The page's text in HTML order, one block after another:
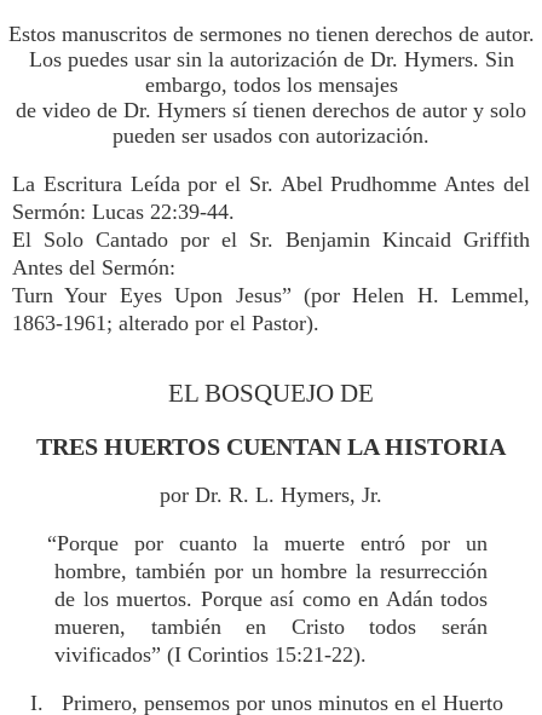
Estos manuscritos de sermones no tienen derechos de autor.
Los puedes usar sin la autorización de Dr. Hymers. Sin
embargo, todos los mensajes
de video de Dr. Hymers sí tienen derechos de autor y solo
pueden ser usados con autorización.
La Escritura Leída por el Sr. Abel Prudhomme Antes del
Sermón: Lucas 22:39-44.
El Solo Cantado por el Sr. Benjamin Kincaid Griffith
Antes del Sermón:
Turn Your Eyes Upon Jesus” (por Helen H. Lemmel,
1863-1961; alterado por el Pastor).
EL BOSQUEJO DE
TRES HUERTOS CUENTAN LA HISTORIA
por Dr. R. L. Hymers, Jr.
“Porque por cuanto la muerte entró por un
hombre, también por un hombre la resurrección
de los muertos. Porque así como en Adán todos
mueren, también en Cristo todos serán
vivificados” (I Corintios 15:21-22).
I. Primero, pensemos por unos minutos en el Huerto